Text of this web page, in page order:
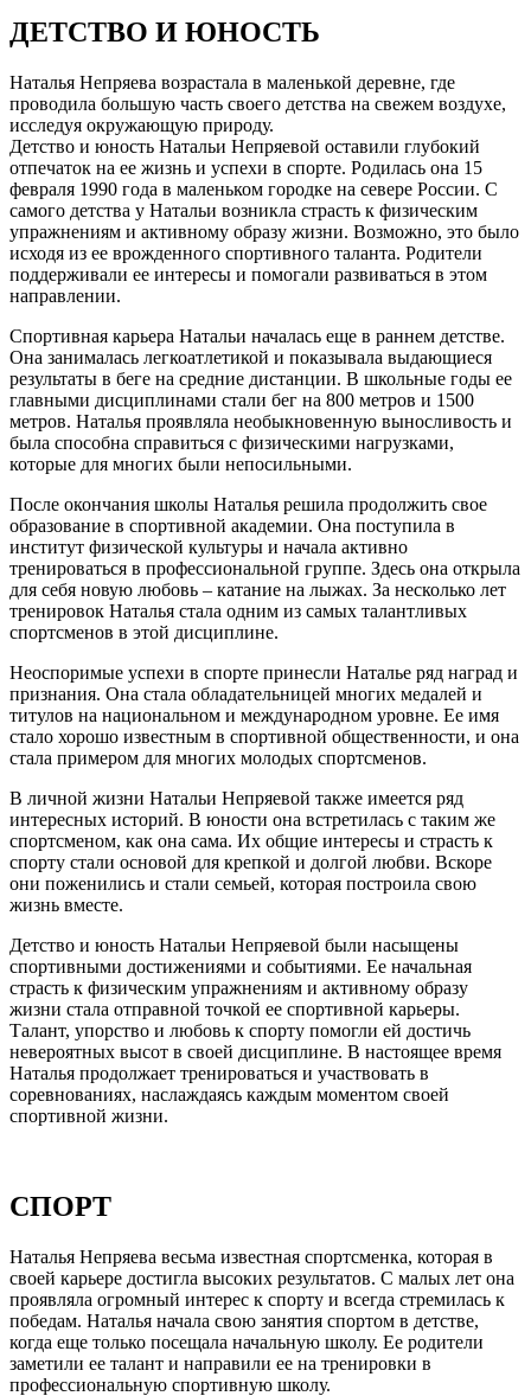
ДЕТСТВО И ЮНОСТЬ
Наталья Непряева возрастала в маленькой деревне, где
проводила большую часть своего детства на свежем воздухе,
исследуя окружающую природу.
Детство и юность Натальи Непряевой оставили глубокий
отпечаток на ее жизнь и успехи в спорте. Родилась она 15
февраля 1990 года в маленьком городке на севере России. С
самого детства у Натальи возникла страсть к физическим
упражнениям и активному образу жизни. Возможно, это было
исходя из ее врожденного спортивного таланта. Родители
поддерживали ее интересы и помогали развиваться в этом
направлении.
Спортивная карьера Натальи началась еще в раннем детстве.
Она занималась легкоатлетикой и показывала выдающиеся
результаты в беге на средние дистанции. В школьные годы ее
главными дисциплинами стали бег на 800 метров и 1500
метров. Наталья проявляла необыкновенную выносливость и
была способна справиться с физическими нагрузками,
которые для многих были непосильными.
После окончания школы Наталья решила продолжить свое
образование в спортивной академии. Она поступила в
институт физической культуры и начала активно
тренироваться в профессиональной группе. Здесь она открыла
для себя новую любовь – катание на лыжах. За несколько лет
тренировок Наталья стала одним из самых талантливых
спортсменов в этой дисциплине.
Неоспоримые успехи в спорте принесли Наталье ряд наград и
признания. Она стала обладательницей многих медалей и
титулов на национальном и международном уровне. Ее имя
стало хорошо известным в спортивной общественности, и она
стала примером для многих молодых спортсменов.
В личной жизни Натальи Непряевой также имеется ряд
интересных историй. В юности она встретилась с таким же
спортсменом, как она сама. Их общие интересы и страсть к
спорту стали основой для крепкой и долгой любви. Вскоре
они поженились и стали семьей, которая построила свою
жизнь вместе.
Детство и юность Натальи Непряевой были насыщены
спортивными достижениями и событиями. Ее начальная
страсть к физическим упражнениям и активному образу
жизни стала отправной точкой ее спортивной карьеры.
Талант, упорство и любовь к спорту помогли ей достичь
невероятных высот в своей дисциплине. В настоящее время
Наталья продолжает тренироваться и участвовать в
соревнованиях, наслаждаясь каждым моментом своей
спортивной жизни.
СПОРТ
Наталья Непряева весьма известная спортсменка, которая в
своей карьере достигла высоких результатов. С малых лет она
проявляла огромный интерес к спорту и всегда стремилась к
победам. Наталья начала свою занятия спортом в детстве,
когда еще только посещала начальную школу. Ее родители
заметили ее талант и направили ее на тренировки в
профессиональную спортивную школу.